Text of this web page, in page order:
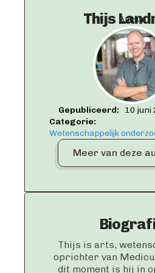
Auteur
Thijs
Gepubliceerd: 10 juni
Categorie:
Wetenschappelijk
Meer van deze
Thijs is arts,
oprichter van
dit moment is hij in